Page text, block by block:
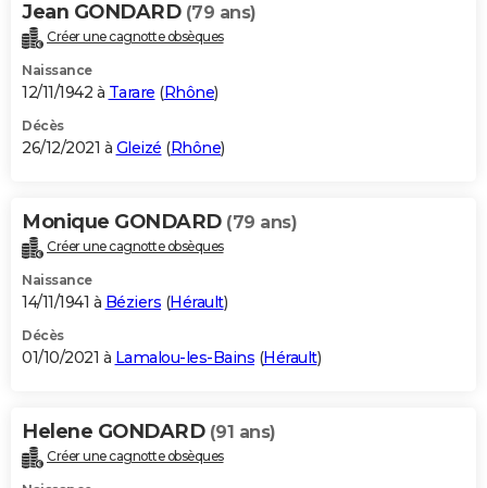
Jean GONDARD (79 ans)
Créer une cagnotte obsèques
Naissance
12/11/1942 à Tarare (Rhône)
Décès
26/12/2021 à Gleizé (Rhône)
Monique GONDARD (79 ans)
Créer une cagnotte obsèques
Naissance
14/11/1941 à Béziers (Hérault)
Décès
01/10/2021 à Lamalou-les-Bains (Hérault)
Helene GONDARD (91 ans)
Créer une cagnotte obsèques